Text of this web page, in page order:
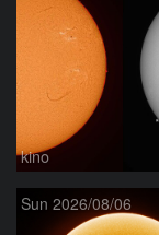
kino
Sun 2026/08/06